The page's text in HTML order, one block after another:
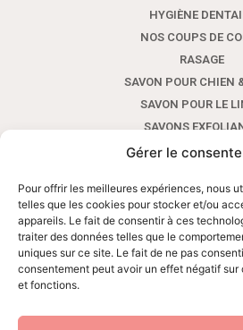
Gérer le
Pour offrir les meilleures expériences, nous
telles que les cookies pour stocker et/ou
appareils. Le fait de consentir à ces
traiter des données telles que le
uniques sur ce site. Le fait de ne pas
consentement peut avoir un effet négatif
et fonctions.
HYGIÈNE
NOS COUPS DE
RASAGE
SAVON POUR CHIEN
SAVON POUR LE
SAVONS
SAVONS POUR LES MAINS AUX
SAVONS SHAMPOINGS AVEC
SAVONS SHAMPOINGS SANS
SAVONS VISAGE ET CORPS AUX
SAVONS VISAGE ET CORPS SANS